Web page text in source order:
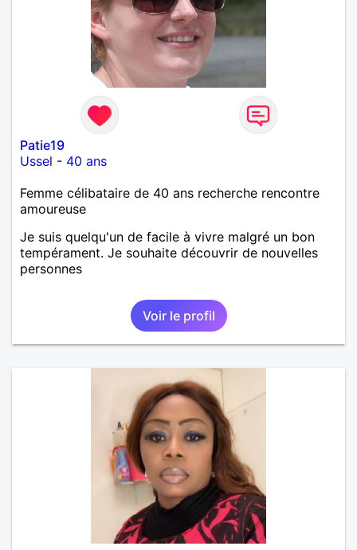
Patie19
Ussel - 40 ans
Femme célibataire de 40 ans recherche rencontre
amoureuse
Je suis quelqu'un de facile à vivre malgré un bon
tempérament. Je souhaite découvrir de nouvelles
personnes
Voir le profil